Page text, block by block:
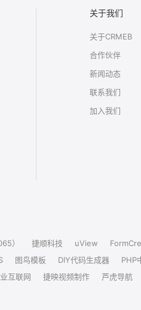
关于我们
关于CRMEB
合作伙伴
新闻动态
联系我们
加入我们
） 捷顺科技 uView
图鸟模板 DIY代码生成器
PHP
互联网 捷映视频制作 芦虎导航